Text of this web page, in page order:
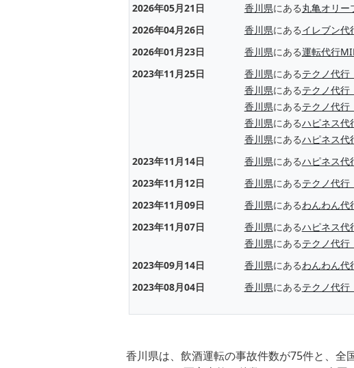
2026年05月21日
香川県にある丸亀オリー
2026年04月26日
香川県にあるイレブン代
2026年01月23日
香川県にある運転代行
2023年11月25日
香川県にあるテクノ代
香川県にあるテクノ代
香川県にあるテクノ代
香川県にあるハピネス代
香川県にあるハピネス代
2023年11月14日
香川県にあるハピネス代
2023年11月12日
香川県にあるテクノ代
2023年11月09日
香川県にあるわんわん代
2023年11月07日
香川県にあるハピネス代
香川県にあるテクノ代
2023年09月14日
香川県にあるわんわん代
2023年08月04日
香川県にあるテクノ代
香川県は、飲酒運転の事故件数が75件と、全